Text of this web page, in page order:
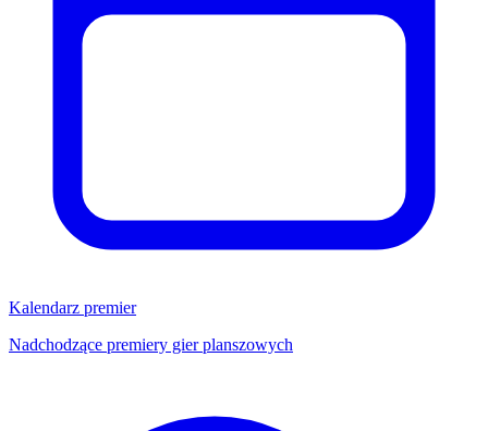
Kalendarz premier
Nadchodzące premiery gier planszowych